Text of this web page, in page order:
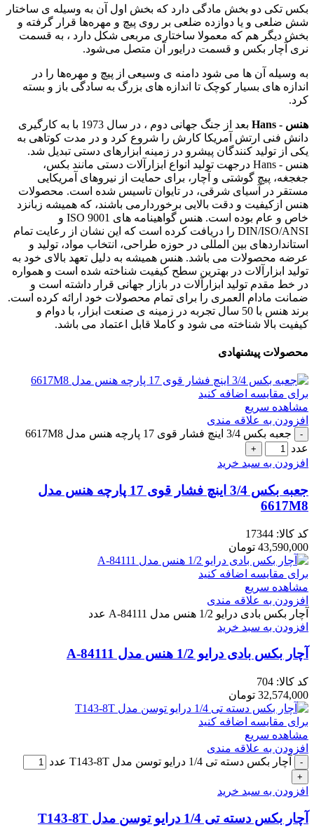
بکس‌ تکی دو بخش مادگی دارد که بخش اول آن به وسیله ی ساختار
شش ضلعی و یا دوازده ضلعی بر روی پیچ و مهره‌ها قرار گرفته و
بخش دیگر هم که معمولا ساختاری مربعی شکل دارد ، به قسمت
نری آچار بکس و قسمت درایور آن متصل می‌شود.
به وسیله آن ها می شود دامنه ی وسیعی از پیچ و مهره‌ها را در
اندازه های بسیار کوچک تا اندازه های بزرگ به سادگی باز و بسته
کرد.
هنس - Hans
بعد از جنگ جهانی دوم ، در سال 1973 با به کارگیری
دانش فنی ارتش آمریکا کارش را شروع کرد و در مدت کوتاهی به
یکی از تولید کنندگان پیشرو در زمینه ابزارهای دستی تبدیل شد.
هنس - Hans درجهت تولید انواع ابزارآلات دستی مانند بکس،
جغجغه، پیچ گوشتی و آچار، برای حمایت از نیروهای آمریکایی
مستقر در آسیای شرقی، در تایوان تاسیس شده است. محصولات
هنس ازکیفیت و دقت بالایی برخوردارمی باشند، که همیشه زبانزد
خاص و عام بوده است. هنس گواهینامه های ISO 9001 و
DIN/ISO/ANSI را دریافت کرده است که این نشان از رعایت تمام
استانداردهای بین المللی در حوزه طراحی، انتخاب مواد، تولید و
عرضه محصولات می باشد. هنس همیشه به دلیل تعهد بالای خود به
تولید ابزارآلات در بهترین سطح کیفیت شناخته شده است و همواره
در خط مقدم تولید ابزارآلات در بازار جهانی قرار داشته است و
ضمانت مادام العمری را برای تمام محصولات خود ارائه کرده است.
برند هنس با 50 سال تجربه در زمینه ی صنعت ابزار، با دوام و
کیفیت بالا شناخته می شود و کاملا قابل اعتماد می باشد.
محصولات پیشنهادی
برای مقایسه اضافه کنید
مشاهده سریع
افزودن به علاقه مندی
جعبه بکس 3/4 اینچ فشار قوی 17 پارچه هنس مدل 6617M8
عدد
افزودن به سبد خرید
جعبه بکس 3/4 اینچ فشار قوی 17 پارچه هنس مدل
6617M8
کد کالا: 17344
43,590,000 تومان
برای مقایسه اضافه کنید
مشاهده سریع
افزودن به علاقه مندی
آچار بکس بادی درایو 1/2 هنس مدل A-84111 عدد
افزودن به سبد خرید
آچار بکس بادی درایو 1/2 هنس مدل A-84111
کد کالا: 704
32,574,000 تومان
برای مقایسه اضافه کنید
مشاهده سریع
افزودن به علاقه مندی
آچار بکس دسته تی 1/4 درایو توسن مدل T143-8T عدد
افزودن به سبد خرید
آچار بکس دسته تی 1/4 درایو توسن مدل T143-8T